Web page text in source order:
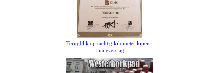
Terugblik op tachtig kilometer lopen -
finaleverslag